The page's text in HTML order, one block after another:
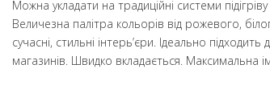
Можна укладати на традиційні системи підігріву
Величезна палітра кольорів від рожевого,
сучасні, стильні інтерь’єри. Ідеально
магазинів. Швидко вкладається. Максимальна